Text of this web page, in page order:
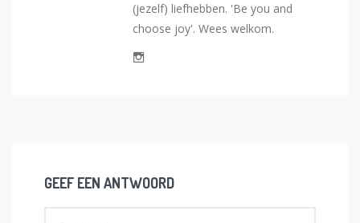
(jezelf) liefhebben. 'Be you and
choose joy'. Wees welkom.
GEEF EEN ANTWOORD